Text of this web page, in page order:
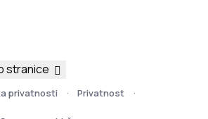
privatnosti Privatnost
stranice